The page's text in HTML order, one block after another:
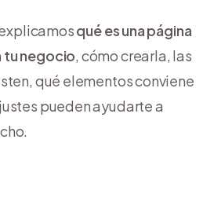
qué es una página
tu negocio, cómo crearla, las
qué elementos conviene
pueden ayudarte a